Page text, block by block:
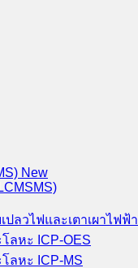
New
ลวไฟและเตาเผาไฟฟ้า
ลหะ ICP-OES
ลหะ ICP-MS